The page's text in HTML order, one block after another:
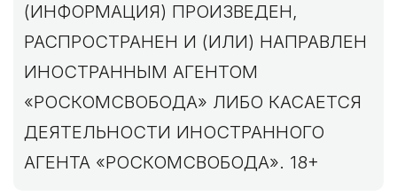
(ИНФОРМАЦИЯ) ПРОИЗВЕДЕН,
РАСПРОСТРАНЕН И (ИЛИ) НАПРАВЛЕН
ИНОСТРАННЫМ АГЕНТОМ
«РОСКОМСВОБОДА» ЛИБО КАСАЕТСЯ
ДЕЯТЕЛЬНОСТИ ИНОСТРАННОГО
АГЕНТА «РОСКОМСВОБОДА». 18+